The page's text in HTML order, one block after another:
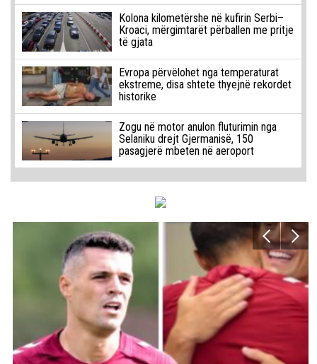
Kolona kilometërshe në kufirin Serbi–
Kroaci, mërgimtarët përballen me pritje
të gjata
Evropa përvëlohet nga temperaturat
ekstreme, disa shtete thyejnë rekordet
historike
Zogu në motor anulon fluturimin nga
Selaniku drejt Gjermanisë, 150
pasagjerë mbeten në aeroport